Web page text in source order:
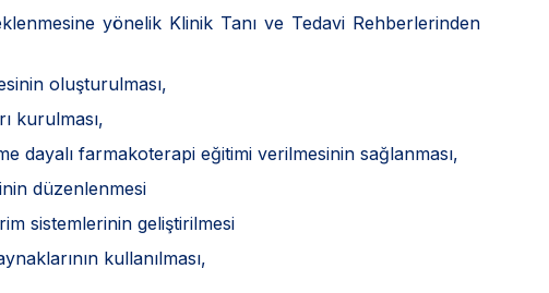
yönelik Klinik Tanı ve Tedavi Rehberlerinden
oluşturulması,
kurulması,
dayalı farmakoterapi eğitimi verilmesinin sağlanması,
düzenlenmesi
sistemlerinin geliştirilmesi
kullanılması,